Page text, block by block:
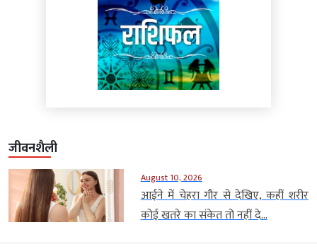
जीवनशैली
August 10, 2026
आईने में चेहरा गौर से देखिए, कहीं शरीर
कोई खतरे का संकेत तो नहीं दे...